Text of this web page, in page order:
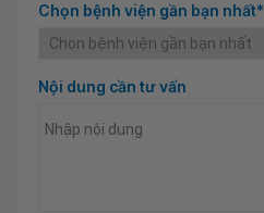
Chọn bệnh viện gần bạn nhất*
Nội dung cần tư vấn